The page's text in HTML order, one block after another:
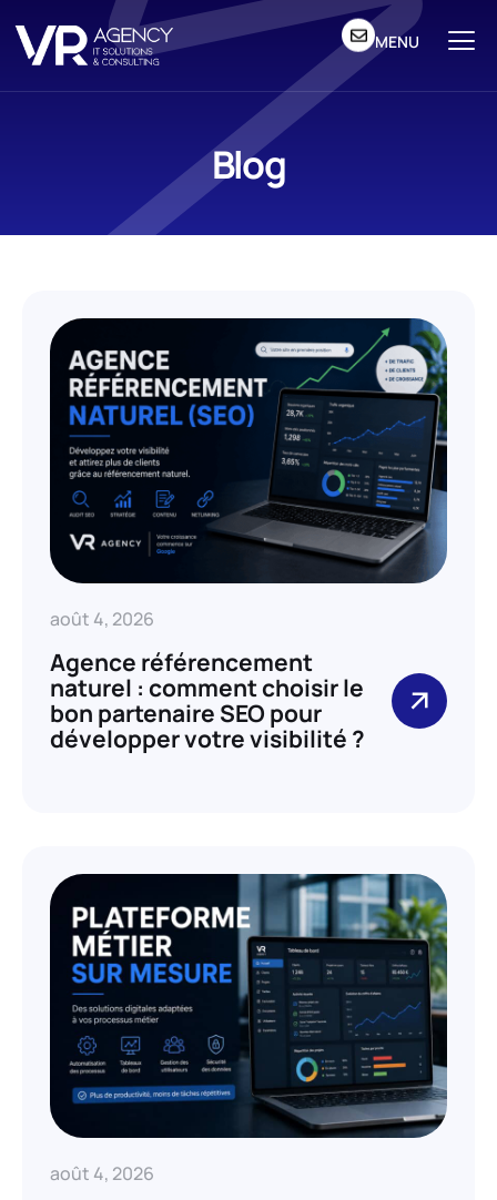
MENU
Blog
août 4, 2026
Agence référencement
naturel : comment choisir le
bon partenaire SEO pour
développer votre visibilité ?
août 4, 2026